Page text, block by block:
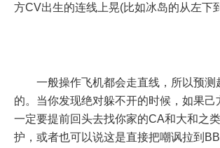
方CV出生的连线上晃(比如冰岛的从左下
一般操作飞机都会走直线，所以预测
的。当你发现绝对躲不开的时候，如果
一定要提前回头去找你家的CA和大和之
护，或者也可以说这是直接把嘲讽拉到